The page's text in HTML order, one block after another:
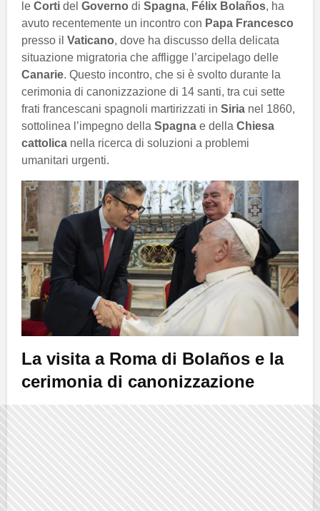
le Corti del Governo di Spagna, Félix Bolaños, ha
avuto recentemente un incontro con Papa Francesco
presso il Vaticano, dove ha discusso della delicata
situazione migratoria che affligge l’arcipelago delle
Canarie. Questo incontro, che si è svolto durante la
cerimonia di canonizzazione di 14 santi, tra cui sette
frati francescani spagnoli martirizzati in Siria nel 1860,
sottolinea l’impegno della Spagna e della Chiesa
cattolica nella ricerca di soluzioni a problemi
umanitari urgenti.
La visita a Roma di Bolaños e la
cerimonia di canonizzazione